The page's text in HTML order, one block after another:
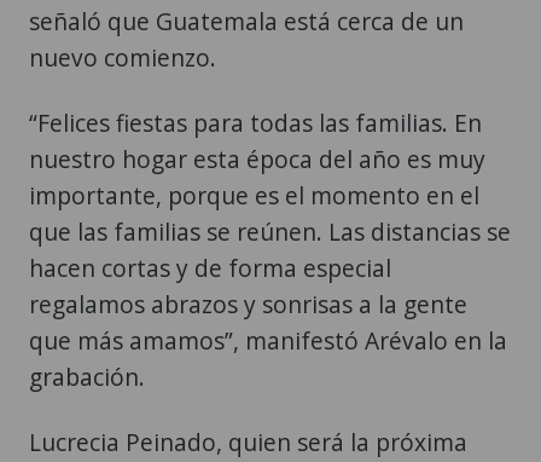
señaló que Guatemala está cerca de un
nuevo comienzo.
“Felices fiestas para todas las familias. En
nuestro hogar esta época del año es muy
importante, porque es el momento en el
que las familias se reúnen. Las distancias se
hacen cortas y de forma especial
regalamos abrazos y sonrisas a la gente
que más amamos”, manifestó Arévalo en la
grabación.
Lucrecia Peinado, quien será la próxima